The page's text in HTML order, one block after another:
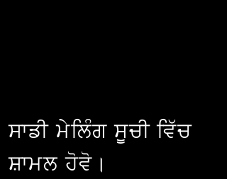
ਸਾਡੀ ਮੇਲਿੰਗ ਸੂਚੀ ਵਿੱਚ
ਸ਼ਾਮਲ ਹੋਵੋ।